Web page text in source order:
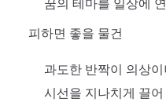
꿈의 테마를 일상에
피하면 좋을 물건
과도한 반짝이 의상
시선을 지나치게 끌